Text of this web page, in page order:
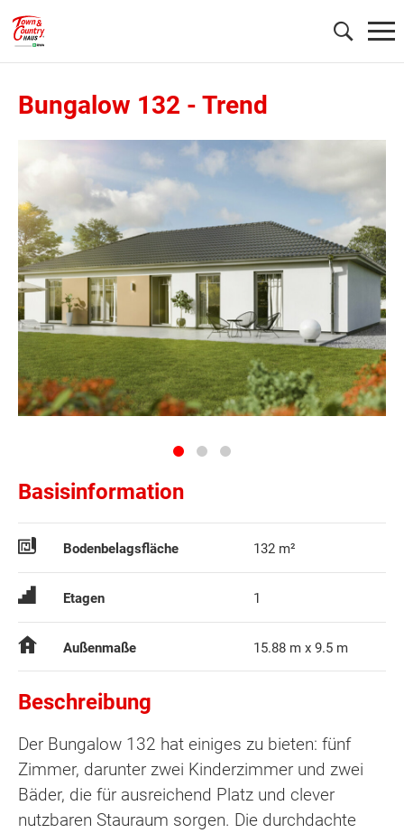
Bungalow 132 - Trend
Basisinformation
Bodenbelagsfläche 132 m²
Etagen 1
Außenmaße 15.88 m x 9.5 m
Beschreibung
Der Bungalow 132 hat einiges zu bieten: fünf
Zimmer, darunter zwei Kinderzimmer und zwei
Bäder, die für ausreichend Platz und clever
nutzbaren Stauraum sorgen. Die durchdachte
Wonach möchten Sie suchen?